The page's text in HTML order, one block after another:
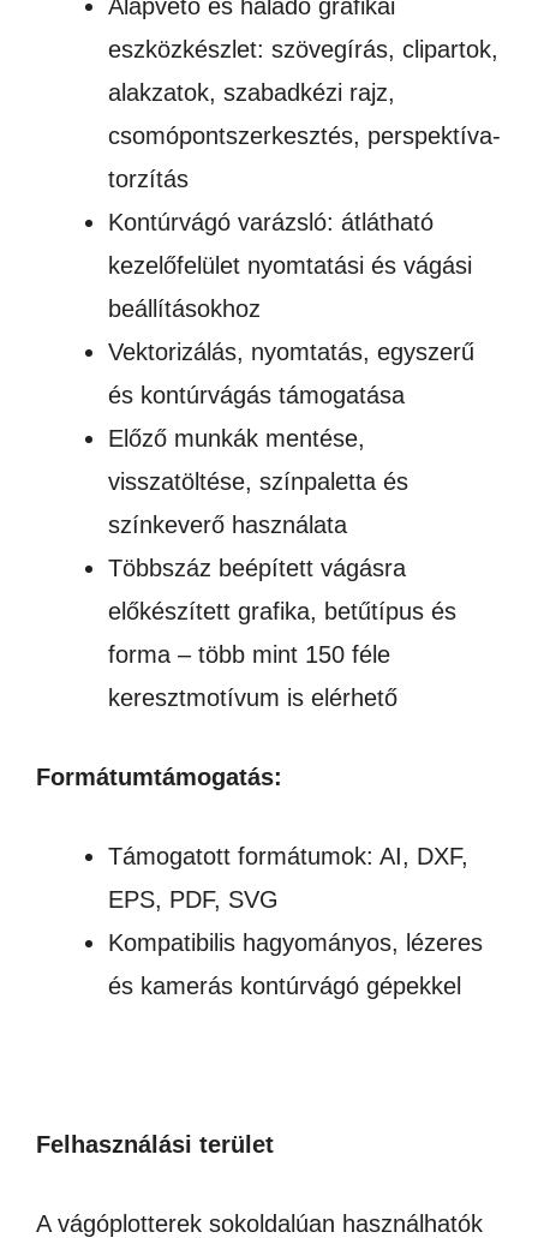
Alapvető és haladó grafikai
eszközkészlet: szövegírás, clipartok,
alakzatok, szabadkézi rajz,
csomópontszerkesztés, perspektíva-
torzítás
Kontúrvágó varázsló: átlátható
kezelőfelület nyomtatási és vágási
beállításokhoz
Vektorizálás, nyomtatás, egyszerű
és kontúrvágás támogatása
Előző munkák mentése,
visszatöltése, színpaletta és
színkeverő használata
Többszáz beépített vágásra
előkészített grafika, betűtípus és
forma – több mint 150 féle
keresztmotívum is elérhető
Formátumtámogatás:
Támogatott formátumok: AI, DXF,
EPS, PDF, SVG
Kompatibilis hagyományos, lézeres
és kamerás kontúrvágó gépekkel
Felhasználási terület
A vágóplotterek sokoldalúan használhatók